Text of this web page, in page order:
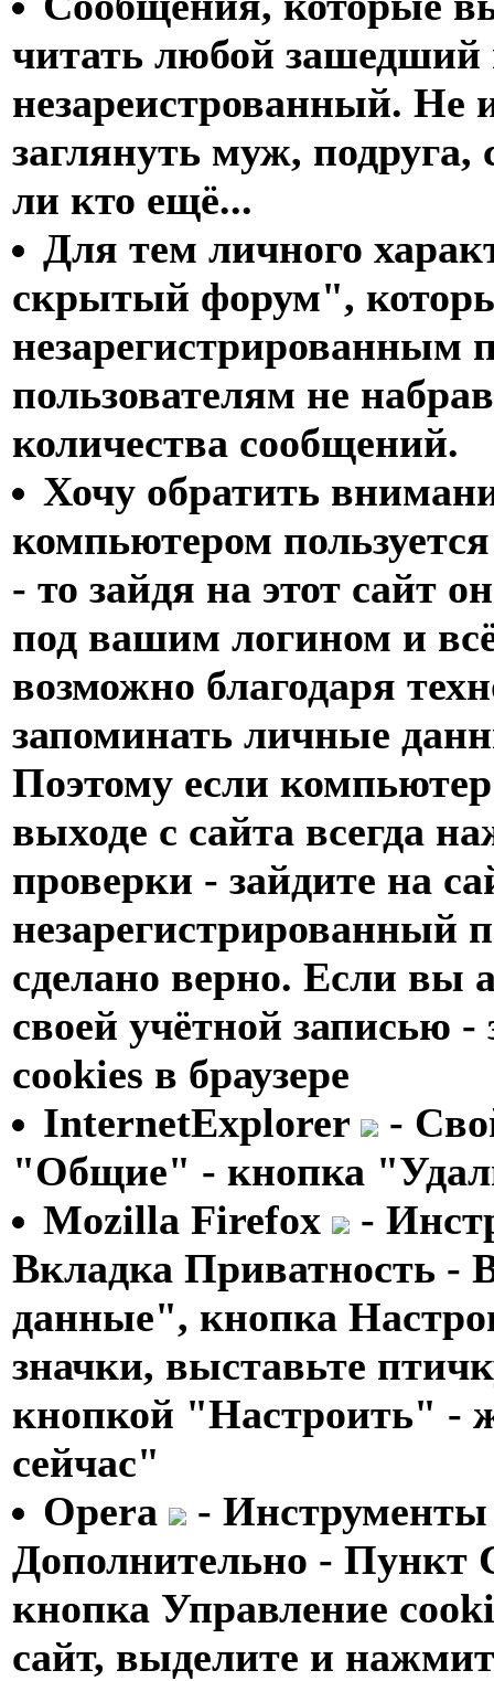
читать любой зашедший
незареистрованный. Не
заглянуть муж, подруга,
ли кто ещё...
Для тем личного
скрытый форум",
незарегистрированным
пользователям не
количества сообщений.
Хочу обратить
компьютером
- то зайдя на этот сайт
под вашим логином и
возможно благодаря
запоминать личные
Поэтому если
выходе с сайта всегда
проверки - зайдите на
незарегистрированный
сделано верно. Если вы
своей учётной записью -
cookies в браузере
InternetExplorer
-
"Общие" - кнопка
Mozilla Firefox
-
Вкладка Приватность -
данные", кнопка
значки, выставьте
кнопкой "Настроить" -
сейчас"
Opera
-
Дополнительно - Пункт
кнопка Управление
сайт, выделите и